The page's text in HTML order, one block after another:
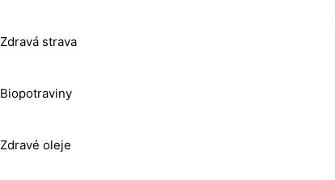
Zdravá strava
Biopotraviny
Zdravé oleje